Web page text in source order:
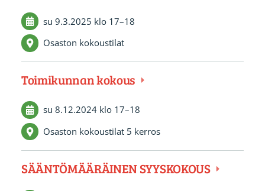
su 9.3.2025 klo 17–18
Osaston kokoustilat
Toimikunnan kokous
su 8.12.2024 klo 17–18
Osaston kokoustilat 5 kerros
SÄÄNTÖMÄÄRÄINEN SYYSKOKOUS